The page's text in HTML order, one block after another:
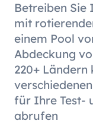
Betreiben
mit
einem Pool
Abdeckung
220+
für Ihre Test-
abrufen